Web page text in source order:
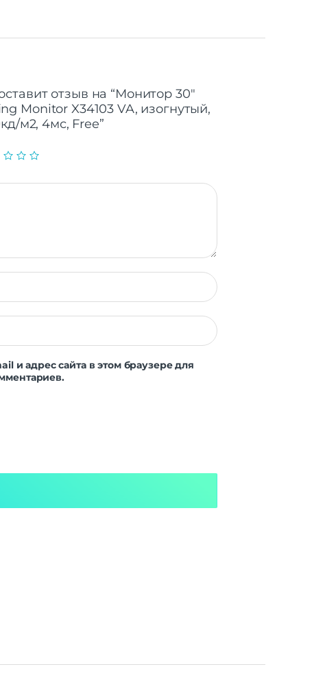
отзыв на “Монитор 30″
Monitor X34103 VA, изогнутый,
м2, 4мс, Free”
и адрес сайта в этом браузере для